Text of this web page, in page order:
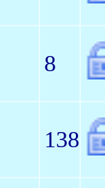
8
138